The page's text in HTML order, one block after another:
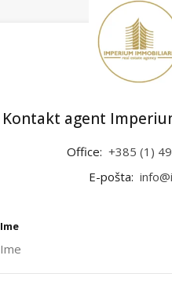
Kontakt agent
Office: +385 (1)
E-pošta:
Ime